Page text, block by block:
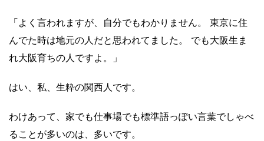
「よく言われますが、自分でもわかりません。 東京に住
んでた時は地元の人だと思われてました。 でも大阪生ま
れ大阪育ちの人ですよ。」
はい、私、生粋の関西人です。
わけあって、家でも仕事場でも標準語っぽい言葉でしゃべ
ることが多いのは、多いです。